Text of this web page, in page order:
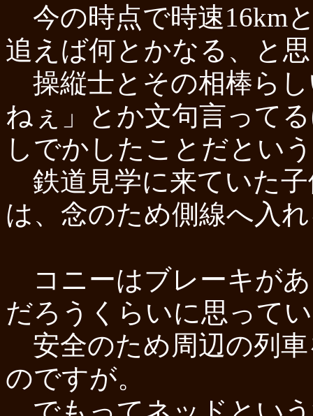
今の時点で時速16km
追えば何とかなる、と
操縦士とその相棒ら
ねぇ」とか文句言って
しでかしたことだとい
鉄道見学に来ていた
は、念のため側線へ入
コニーはブレーキが
だろうくらいに思って
安全のため周辺の列
のですが。